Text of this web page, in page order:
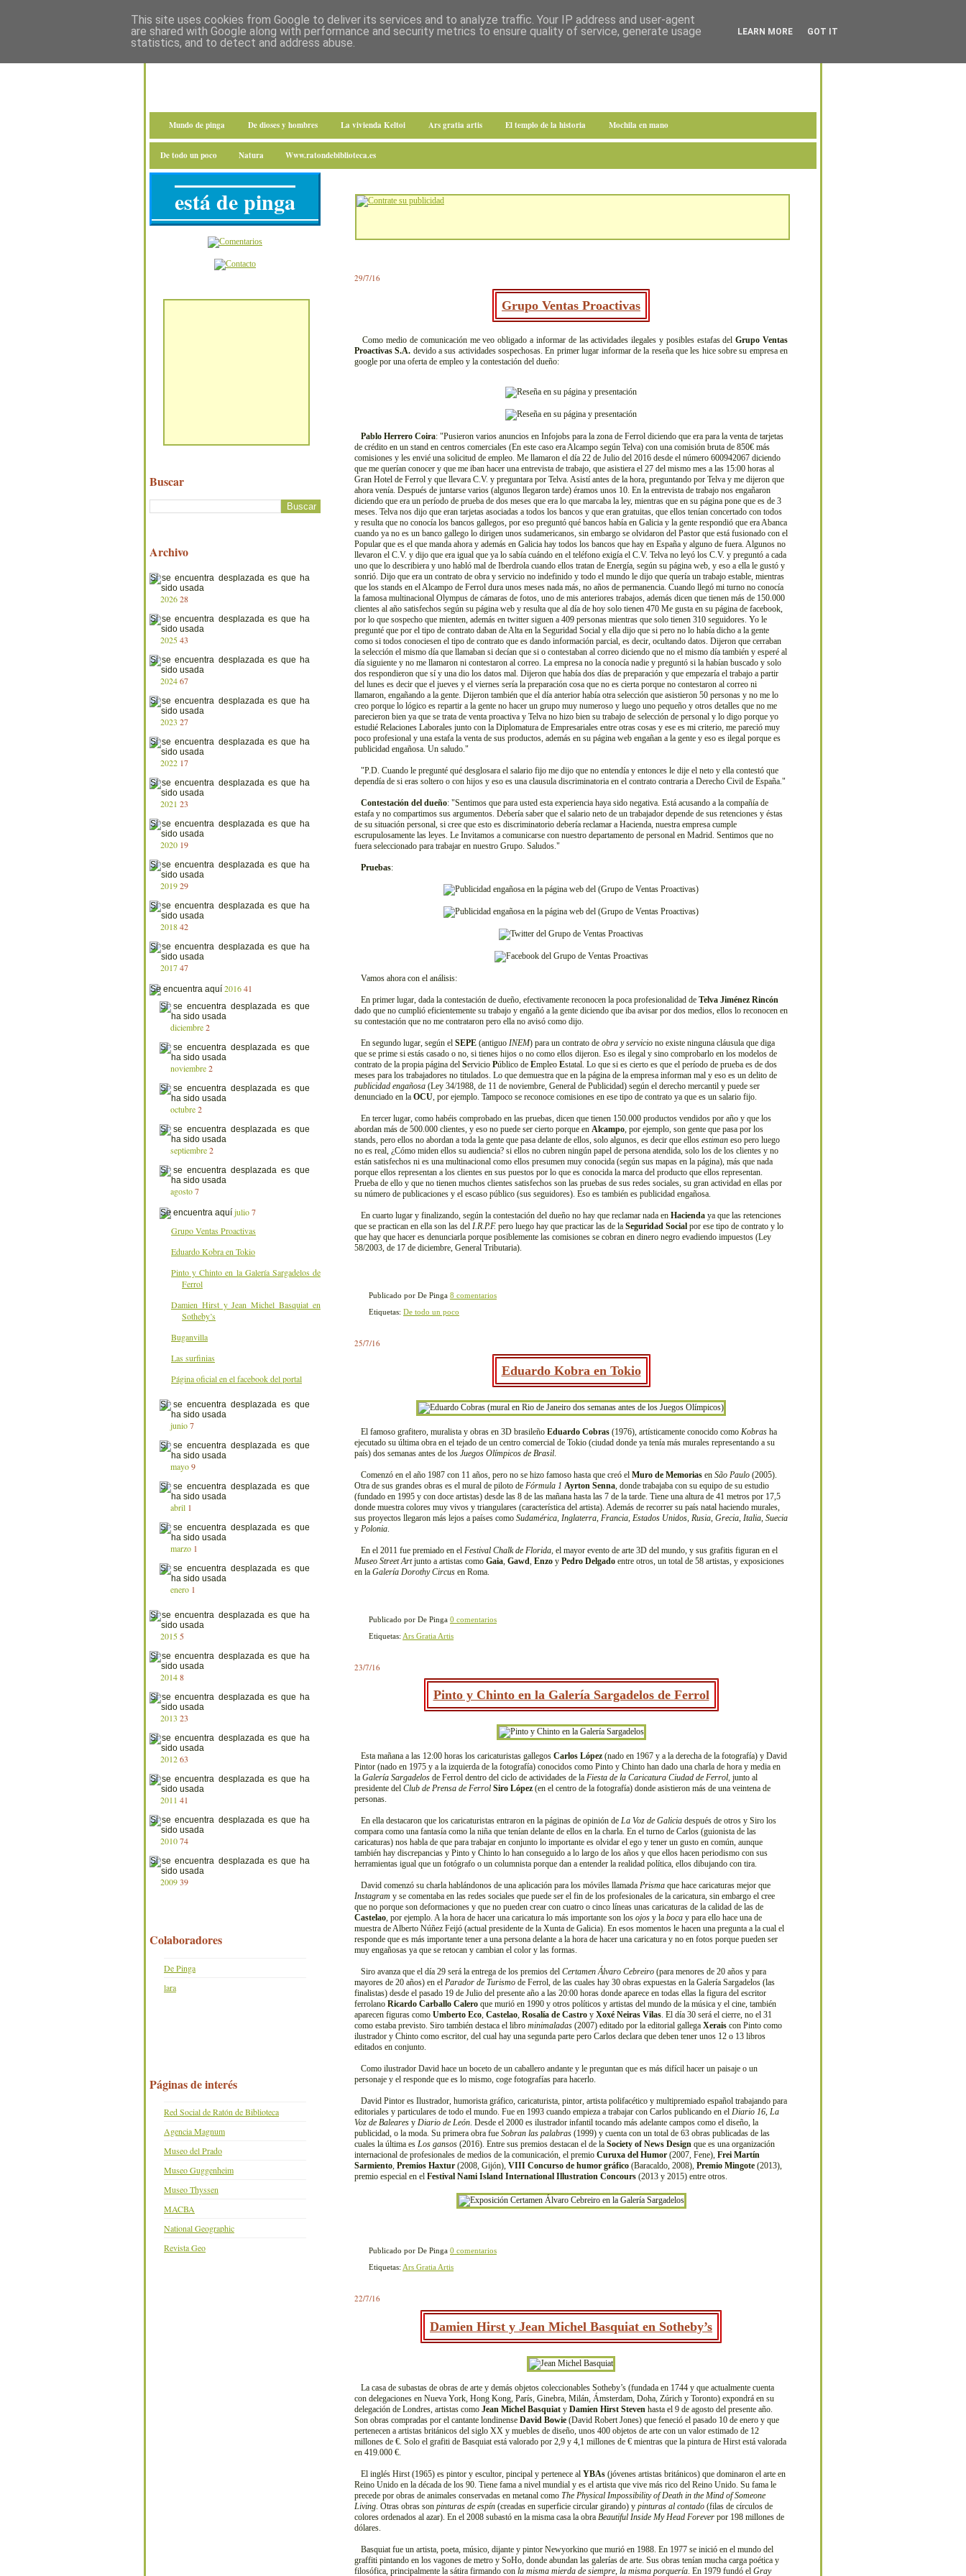
Mundo de pinga De dioses y hombres La vivienda Keltoi Ars gratia artis El templo de la historia Mochila en mano
De todo un poco Natura Www.ratondebiblioteca.es
29/7/16
Grupo Ventas Proactivas
Como medio de comunicación me veo obligado a informar de las actividades ilegales y posibles estafas delGrupo Ventas
Proactivas S.A. devido a sus actividades sospechosas. En primer lugar informar de la reseña que les hice sobre su empresa en
google por una oferta de empleo y la contestación del dueño:
Pablo Herrero Coira: "Pusieron varios anuncios en Infojobs para la zona de Ferrol diciendo que era para la venta de tarjetas
de crédito en un stand en centros comerciales (En este caso era Alcampo según Telva) con una comisión bruta de 850€ más
comisiones y les envié una solicitud de empleo. Me llamaron el día 22 de Julio del 2016 desde el número 600942067 diciendo
que me querían conocer y que me iban hacer una entrevista de trabajo, que asistiera el 27 del mismo mes a las 15:00 horas al
Gran Hotel de Ferrol y que llevara C.V. y preguntara por Telva. Asistí antes de la hora, preguntando por Telva y me dijeron que
ahora venía. Después de juntarse varios (algunos llegaron tarde) éramos unos 10. En la entrevista de trabajo nos engañaron
diciendo que era un período de prueba de dos meses que era lo que marcaba la ley, mientras que en su página pone que es de 3
meses. Telva nos dijo que eran tarjetas asociadas a todos los bancos y que eran gratuitas, que ellos tenían concertado con todos
y resulta que no conocía los bancos gallegos, por eso preguntó qué bancos había en Galicia y la gente respondió que era Abanca
cuando ya no es un banco gallego lo dirigen unos sudamericanos, sin embargo se olvidaron del Pastor que está fusionado con el
Popular que es el que manda ahora y además en Galicia hay todos los bancos que hay en España y alguno de fuera. Algunos no
llevaron el C.V. y dijo que era igual que ya lo sabía cuándo en el teléfono exigía el C.V. Telva no leyó los C.V. y preguntó a cada
uno que lo describiera y uno habló mal de Iberdrola cuando ellos tratan de Energía, según su página web, y eso a ella le gustó y
sonrió. Dijo que era un contrato de obra y servicio no indefinido y todo el mundo le dijo que quería un trabajo estable, mientras
que los stands en el Alcampo de Ferrol dura unos meses nada más, no años de permanencia. Cuando llegó mi turno no conocía
la famosa multinacional Olympus de cámaras de fotos, uno de mis anteriores trabajos, además dicen que tienen más de 150.000
clientes al año satisfechos según su página web y resulta que al día de hoy solo tienen 470 Me gusta en su página de facebook,
por lo que sospecho que mienten, además en twitter siguen a 409 personas mientras que solo tienen 310 seguidores. Yo le
pregunté que por el tipo de contrato daban de Alta en la Seguridad Social y ella dijo que si pero no lo había dicho a la gente
como si todos conociesen el tipo de contrato que es dando información parcial, es decir, ocultando datos. Dijeron que cerraban
la selección el mismo día que llamaban si decían que si o contestaban al correo diciendo que no el mismo día también y esperé al
día siguiente y no me llamaron ni contestaron al correo. La empresa no la conocía nadie y preguntó si la habían buscado y solo
dos respondieron que sí y una dio los datos mal. Dijeron que había dos días de preparación y que empezaría el trabajo a partir
del lunes es decir que el jueves y el viernes sería la preparación cosa que no es cierta porque no contestaron al correo ni
llamaron, engañando a la gente. Dijeron también que el día anterior había otra selección que asistieron 50 personas y no me lo
creo porque lo lógico es repartir a la gente no hacer un grupo muy numeroso y luego uno pequeño y otros detalles que no me
parecieron bien ya que se trata de venta proactiva y Telva no hizo bien su trabajo de selección de personal y lo digo porque yo
estudié Relaciones Laborales junto con la Diplomatura de Empresariales entre otras cosas y ese es mi criterio, me pareció muy
poco profesional y una estafa la venta de sus productos, además en su página web engañan a la gente y eso es ilegal porque es
publicidad engañosa. Un saludo."
"P.D. Cuando le pregunté qué desglosara el salario fijo me dijo que no entendía y entonces le dije el neto y ella contestó que
dependía de si eras soltero o con hijos y eso es una clausula discriminatoria en el contrato contraria a Derecho Civil de España."
Contestación del dueño: "Sentimos que para usted esta experiencia haya sido negativa. Está acusando a la compañía de
estafa y no compartimos sus argumentos. Debería saber que el salario neto de un trabajador depende de sus retenciones y éstas
de su situación personal, si cree que esto es discriminatorio debería reclamar a Hacienda, nuestra empresa cumple
escrupulosamente las leyes. Le Invitamos a comunicarse con nuestro departamento de personal en Madrid. Sentimos que no
fuera seleccionado para trabajar en nuestro Grupo. Saludos."
Pruebas:
Vamos ahora con el análisis:
En primer lugar, dada la contestación de dueño, efectivamente reconocen la poca profesionalidad de Telva Jiménez Rincón
dado que no cumplió eficientemente su trabajo y engañó a la gente diciendo que iba avisar por dos medios, ellos lo reconocen en
su contestación que no me contrataron pero ella no avisó como dijo.
En segundo lugar, según el SEPE (antiguo INEM) para un contrato de obra y servicio no existe ninguna cláusula que diga
que se prime si estás casado o no, si tienes hijos o no como ellos dijeron. Eso es ilegal y sino comprobarlo en los modelos de
contrato de la propia página del Servicio Público de Empleo Estatal. Lo que si es cierto es que el período de prueba es de dos
meses para los trabajadores no titulados. Lo que demuestra que en la página de la empresa informan mal y eso es un delito de
publicidad engañosa (Ley 34/1988, de 11 de noviembre, General de Publicidad) según el derecho mercantil y puede ser
denunciado en la OCU, por ejemplo. Tampoco se reconoce comisiones en ese tipo de contrato ya que es un salario fijo.
En tercer lugar, como habéis comprobado en las pruebas, dicen que tienen 150.000 productos vendidos por año y que los
abordan más de 500.000 clientes, y eso no puede ser cierto porque en Alcampo, por ejemplo, son gente que pasa por los
stands, pero ellos no abordan a toda la gente que pasa delante de ellos, solo algunos, es decir que ellos estiman eso pero luego
no es real, ¿Cómo miden ellos su audiencia? si ellos no cubren ningún papel de persona atendida, solo los de los clientes y no
están satisfechos ni es una multinacional como ellos presumen muy conocida (según sus mapas en la página), más que nada
porque ellos representan a los clientes en sus puestos por lo que es conocida la marca del producto que ellos representan.
Prueba de ello y que no tienen muchos clientes satisfechos son las pruebas de sus redes sociales, su gran actividad en ellas por
su número de publicaciones y el escaso público (sus seguidores). Eso es también es publicidad engañosa.
En cuarto lugar y finalizando, según la contestación del dueño no hay que reclamar nada en Hacienda ya que las retenciones
que se practican en ella son las del I.R.P.F. pero luego hay que practicar las de la Seguridad Social por ese tipo de contrato y lo
que hay que hacer es denunciarla porque posiblemente las comisiones se cobran en dinero negro evadiendo impuestos (Ley
58/2003, de 17 de diciembre, General Tributaria).
Publicado por De Pinga 8 comentarios
Etiquetas: De todo un poco
25/7/16
Eduardo Kobra en Tokio
El famoso grafitero, muralista y obras en 3D brasileño Eduardo Cobras (1976), artísticamente conocido como Kobras ha
ejecutado su última obra en el tejado de un centro comercial de Tokio (ciudad donde ya tenía más murales representando a su
país) dos semanas antes de los Juegos Olímpicos de Brasil.
Comenzó en el año 1987 con 11 años, pero no se hizo famoso hasta que creó el Muro de Memorias en São Paulo (2005).
Otra de sus grandes obras es el mural de piloto de Fórmula 1 Ayrton Senna, donde trabajaba con su equipo de su estudio
(fundado en 1995 y con doce artistas) desde las 8 de las mañana hasta las 7 de la tarde. Tiene una altura de 41 metros por 17,5
donde muestra colores muy vivos y triangulares (característica del artista). Además de recorrer su país natal haciendo murales,
sus proyectos llegaron más lejos a países como Sudamérica, Inglaterra, Francia, Estados Unidos, Rusia, Grecia, Italia, Suecia
y Polonia.
En el 2011 fue premiado en el Festival Chalk de Florida, el mayor evento de arte 3D del mundo, y sus grafitis figuran en el
Museo Street Artjunto a artistas como Gaia, Gawd, Enzo y Pedro Delgado entre otros, un total de 58 artistas, y exposiciones
en la Galería Dorothy Circus en Roma.
Publicado por De Pinga 0 comentarios
Etiquetas: Ars Gratia Artis
23/7/16
Pinto y Chinto en la Galería Sargadelos de Ferrol
Esta mañana a las 12:00 horas los caricaturistas gallegos Carlos López (nado en 1967 y a la derecha de la fotografía) y David
Pintor (nado en 1975 y a la izquierda de la fotografía) conocidos como Pinto y Chinto han dado una charla de hora y media en
la Galería Sargadelos de Ferrol dentro del ciclo de actividades de la Fiesta de la Caricatura Ciudad de Ferrol, junto al
presidente del Club de Prensa de Ferrol Siro López (en el centro de la fotografía) donde asistieron más de una veintena de
personas.
En ella destacaron que los caricaturistas entraron en la páginas de opinión de La Voz de Galicia después de otros y Siro los
compara como una fantasía como la niña que tenían delante de ellos en la charla. En el turno de Carlos (guionista de las
caricaturas) nos habla de que para trabajar en conjunto lo importante es olvidar el ego y tener un gusto en común, aunque
también hay discrepancias y Pinto y Chinto lo han conseguido a lo largo de los años y que ellos hacen periodismo con sus
herramientas igual que un fotógrafo o un columnista porque dan a entender la realidad política, ellos dibujando con tira.
David comenzó su charla hablándonos de una aplicación para los móviles llamada Prisma que hace caricaturas mejor que
Instagram y se comentaba en las redes sociales que puede ser el fin de los profesionales de la caricatura, sin embargo el cree
que no porque son deformaciones y que no pueden crear con cuatro o cinco líneas unas caricaturas de la calidad de las de
Castelao, por ejemplo. A la hora de hacer una caricatura lo más importante son los ojos y la boca y para ello hace una de
muestra de Alberto Núñez Feijó (actual presidente de la Xunta de Galicia). En esos momentos le hacen una pregunta a la cual el
responde que es más importante tener a una persona delante a la hora de hacer una caricatura y no en fotos porque pueden ser
muy engañosas ya que se retocan y cambian el color y las formas.
Siro avanza que el día 29 será la entrega de los premios del Certamen Álvaro Cebreiro (para menores de 20 años y para
mayores de 20 años) en el Parador de Turismo de Ferrol, de las cuales hay 30 obras expuestas en la Galería Sargadelos (las
finalistas) desde el pasado 19 de Julio del presente año a las 20:00 horas donde aparece en todas ellas la figura del escritor
ferrolano Ricardo Carballo Calero que murió en 1990 y otros políticos y artistas del mundo de la música y el cine, también
aparecen figuras como Umberto Eco, Castelao, Rosalía de Castro y Xoxé Neiras Vilas. El día 30 será el cierre, no el 31
como estaba previsto. Siro también destaca el libro minimaladas (2007) editado por la editorial gallega Xerais con Pinto como
ilustrador y Chinto como escritor, del cual hay una segunda parte pero Carlos declara que deben tener unos 12 o 13 libros
editados en conjunto.
Como ilustrador David hace un boceto de un caballero andante y le preguntan que es más difícil hacer un paisaje o un
personaje y el responde que es lo mismo, coge fotografías para hacerlo.
David Pintor es Ilustrador, humorista gráfico, caricaturista, pintor, artista polifacético y multipremiado español trabajando para
editoriales y particulares de todo el mundo. Fue en 1993 cuando empieza a trabajar con Carlos publicando en el Diario 16, La
Voz de Baleares y Diario de León. Desde el 2000 es ilustrador infantil tocando más adelante campos como el diseño, la
publicidad, o la moda. Su primera obra fue Sobran las palabras (1999) y cuenta con un total de 63 obras publicadas de las
cuales la última es Los gansos (2016). Entre sus premios destacan el de la Society of News Design que es una organización
internacional de profesionales de medios de la comunicación, el premio Curuxa del Humor (2007, Fene), Frei Martín
Sarmiento, Premios Haxtur (2008, Gijón), VIII Concurso de humor gráfico (Baracaldo, 2008), Premio Mingote (2013),
premio especial en el Festival Nami Island International Illustration Concours (2013 y 2015) entre otros.
Publicado por De Pinga 0 comentarios
Etiquetas: Ars Gratia Artis
22/7/16
Damien Hirst y Jean Michel Basquiat en Sotheby’s
La casa de subastas de obras de arte y demás objetos coleccionables Sotheby’s (fundada en 1744 y que actualmente cuenta
con delegaciones en Nueva York, Hong Kong, París, Ginebra, Milán, Ámsterdam, Doha, Zúrich y Toronto) expondrá en su
delegación de Londres, artistas como Jean Michel Basquiat y Damien Hirst Steven hasta el 9 de agosto del presente año.
Son obras compradas por el cantante londinense David Bowie (David Robert Jones) que feneció el pasado 10 de enero y que
pertenecen a artistas británicos del siglo XX y muebles de diseño, unos 400 objetos de arte con un valor estimado de 12
millones de €. Solo el grafiti de Basquiat está valorado por 2,9 y 4,1 millones de € mientras que la pintura de Hirst está valorada
en 419.000 €.
El inglés Hirst (1965) es pintor y escultor, pincipal y pertenece al YBAs (jóvenes artistas británicos) que dominaron el arte en
Reino Unido en la década de los 90. Tiene fama a nivel mundial y es el artista que vive más rico del Reino Unido. Su fama le
precede por obras de animales conservadas en metanal como The Physical Impossibility of Death in the Mind of Someone
Living . Otras obras son pinturas de espín (creadas en superficie circular girando) y pinturas al contado (filas de círculos de
colores ordenados al azar). En el 2008 subastó en la misma casa la obra Beautiful Inside My Head Forever por 198 millones de
dólares.
Basquiat fue un artista, poeta, músico, dijante y pintor Newyorkino que murió en 1988. En 1977 se inició en el mundo del
graffiti pintando en los vagones de metro y SoHo, donde abundan las galerías de arte. Sus obras tenían mucha carga poética y
filosófica, principalmente la sátira firmando con la misma mierda de siempre la misma porquería . En 1979 fundó el Gray
está de pinga
Buscar
Archivo
202628
202543
202467
2023 27
2022 17
2021 23
2020 19
201929
201842
201747
201641
diciembre 2
noviembre 2
octubre 2
septiembre 2
agosto 7
julio 7
Grupo Ventas Proactivas
Eduardo Kobra en Tokio
Pinto y Chinto en la Galería Sargadelos de
Ferrol
Damien Hirst y Jean Michel Basquiat en
Sotheby’s
Buganvilla
Las surfinias
Página oficial en el facebook del portal
junio 7
mayo 9
abril 1
marzo 1
enero 1
2015 5
20148
2013 23
201263
2011 41
201074
200939
Colaboradores
De Pinga
lara
Páginas de interés
Red Social de Ratón de Biblioteca
Agencia Magnum
Museo del Prado
Museo Guggenheim
Museo Thyssen
MACBA
National Geographic
Revista Geo
This site uses cookies from Google to deliver its services and to analyze traffic. Your IP address and user-agent
are shared with Google along with performance and security metrics to ensure quality of service, generate usage
statistics, and to detect and address abuse.
LEARN MORE GOT IT